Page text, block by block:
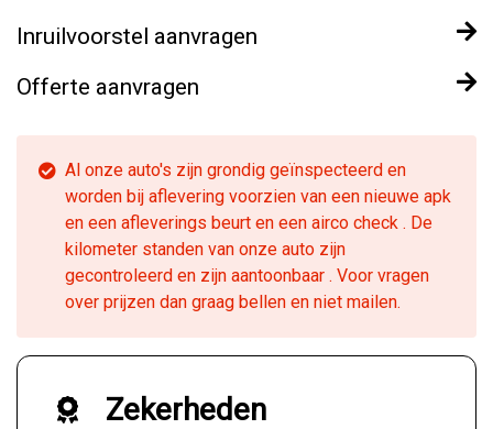
Inruilvoorstel aanvragen
Offerte aanvragen
Al onze auto's zijn grondig geïnspecteerd en
worden bij aflevering voorzien van een nieuwe apk
en een afleverings beurt en een airco check . De
kilometer standen van onze auto zijn
gecontroleerd en zijn aantoonbaar . Voor vragen
over prijzen dan graag bellen en niet mailen.
Zekerheden